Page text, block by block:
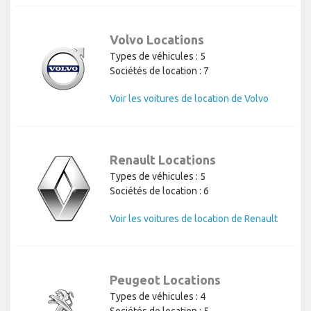
Volvo Locations
Types de véhicules : 5
Sociétés de location : 7
Voir les voitures de location de Volvo
Renault Locations
Types de véhicules : 5
Sociétés de location : 6
Voir les voitures de location de Renault
Peugeot Locations
Types de véhicules : 4